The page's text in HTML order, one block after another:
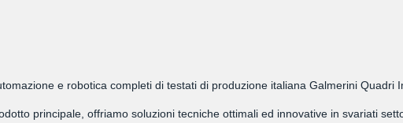
e robotica completi di testati di produzione italiana Galmerini Quadri
principale, offriamo soluzioni tecniche ottimali ed innovative in svariati